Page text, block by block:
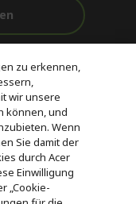
Zahlung
und Händler der
Shop angeboten
zu erkennen,
wir unsere
können, und
Wenn
Sie damit der
durch Acer
Einwilligung
„Cookie-